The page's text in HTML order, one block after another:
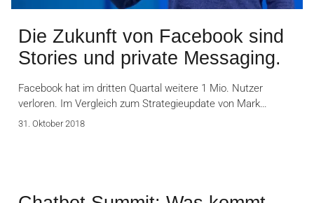
Die Zukunft von Facebook sind
Stories und private Messaging.
Facebook hat im dritten Quartal weitere 1 Mio. Nutzer
verloren. Im Vergleich zum Strategieupdate von Mark…
31. Oktober 2018